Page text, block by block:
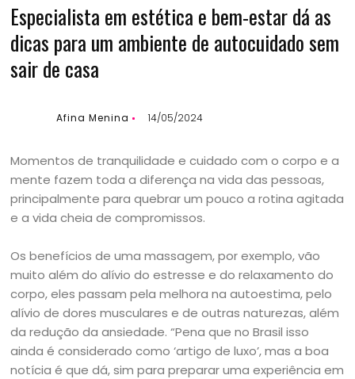
Especialista em estética e bem-estar dá as
dicas para um ambiente de autocuidado sem
sair de casa
Afina Menina 14/05/2024
Momentos de tranquilidade e cuidado com o corpo e a
mente fazem toda a diferença na vida das pessoas,
principalmente para quebrar um pouco a rotina agitada
e a vida cheia de compromissos.
Os benefícios de uma massagem, por exemplo, vão
muito além do alívio do estresse e do relaxamento do
corpo, eles passam pela melhora na autoestima, pelo
alívio de dores musculares e de outras naturezas, além
da redução da ansiedade. “Pena que no Brasil isso
ainda é considerado como ‘artigo de luxo’, mas a boa
notícia é que dá, sim para preparar uma experiência em